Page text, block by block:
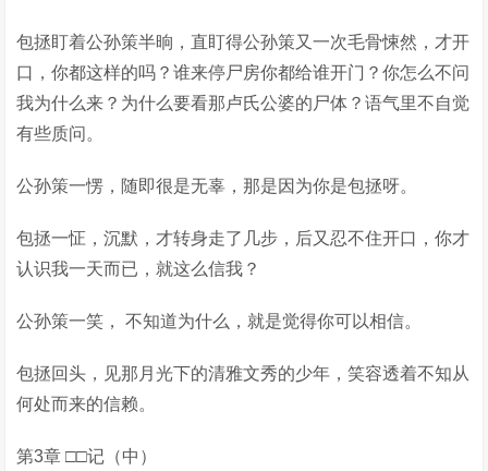
包拯盯着公孙策半晌，直盯得公孙策又一次毛骨悚然，才开
口，你都这样的吗？谁来停尸房你都给谁开门？你怎么不问
我为什么来？为什么要看那卢氏公婆的尸体？语气里不自觉
有些质问。
公孙策一愣，随即很是无辜，那是因为你是包拯呀。
包拯一怔，沉默，才转身走了几步，后又忍不住开口，你才
认识我一天而已，就这么信我？
公孙策一笑， 不知道为什么，就是觉得你可以相信。
包拯回头，见那月光下的清雅文秀的少年，笑容透着不知从
何处而来的信赖。
第3章 □□记（中）